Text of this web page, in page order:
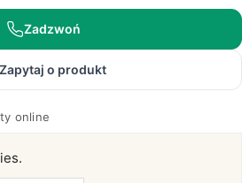
Zadzwoń
Zapytaj o produkt
online